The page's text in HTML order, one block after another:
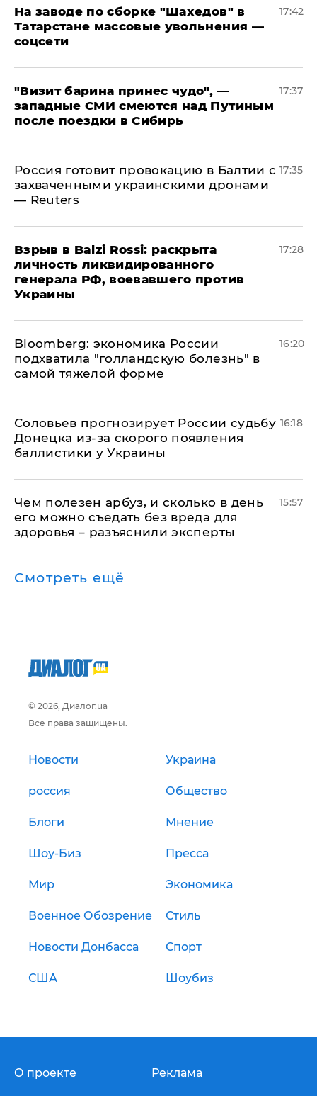
На заводе по сборке "Шахедов" в
Татарстане массовые увольнения —
соцсети
17:42
"Визит барина принес чудо", —
западные СМИ смеются над Путиным
после поездки в Сибирь
17:37
​Россия готовит провокацию в Балтии с
захваченными украинскими дронами
— Reuters
17:35
​Взрыв в Balzi Rossi: раскрыта
личность ликвидированного
генерала РФ, воевавшего против
Украины
17:28
Bloomberg: экономика России
подхватила "голландскую болезнь" в
самой тяжелой форме
16:20
Соловьев прогнозирует России судьбу
Донецка из-за скорого появления
баллистики у Украины
16:18
Чем полезен арбуз, и сколько в день
его можно съедать без вреда для
здоровья – разъяснили эксперты
15:57
Смотреть ещё
© 2026, Диалог.ua
Все права защищены.
Новости Украина
россия Общество
Блоги Мнение
Шоу-Биз Пресса
Мир Экономика
Военное Обозрение Стиль
Новости Донбасса Спорт
США Шоубиз
О проекте Реклама